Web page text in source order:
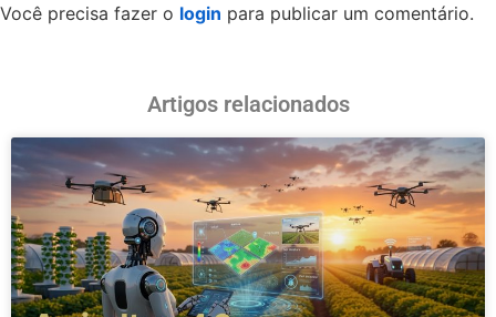
Você precisa fazer o login para publicar um comentário.
Artigos relacionados